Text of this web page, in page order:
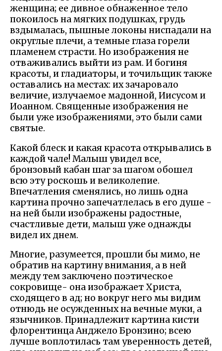
женщина; ее дивное обнаженное тело
покоилось на мягких подушках, грудь
вздымалась, пышные локоны ниспадали на
округлые плечи, а темные глаза горели
пламенем страсти. Но изображения не
отваживались выйти из рам. И богиня
красоты, и гладиаторы, и точильщик также
оставались на местах: их зачаровало
величие, излучаемое мадонной, Иисусом и
Иоанном. Священные изображения не
были уже изображениями, это были сами
святые.
Какой блеск и какая красота открывались в
каждой чале! Малыш увидел все,
бронзовый кабан шаг за шагом обошел
всю эту роскошь и великолепие.
Впечатления сменялись, но лишь одна
картина прочно запечатлелась в его душе -
на ней были изображены радостные,
счастливые дети, малыш уже однажды
видел их днем.
Многие, разумеется, прошли бы мимо, не
обратив на картину внимания, а в ней
между тем заключено поэтическое
сокровище- она изображает Христа,
сходящего в ад; но вокруг него мы видим
отнюдь не осужденных на вечные муки, а
язычников. Принадлежит картина кисти
флорентинца Анджело Бронзино; всею
лучше воплотилась там уверенность детей,